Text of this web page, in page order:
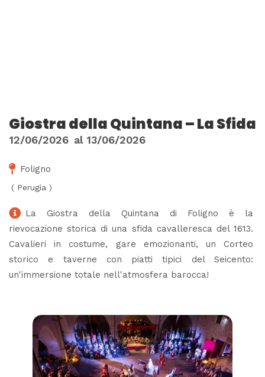
Giostra della Quintana – La Sfida
12/06/2026 al 13/06/2026
Foligno
( Perugia )
La Giostra della Quintana di Foligno è la
rievocazione storica di una sfida cavalleresca del 1613.
Cavalieri in costume, gare emozionanti, un Corteo
storico e taverne con piatti tipici del Seicento:
un'immersione totale nell'atmosfera barocca!